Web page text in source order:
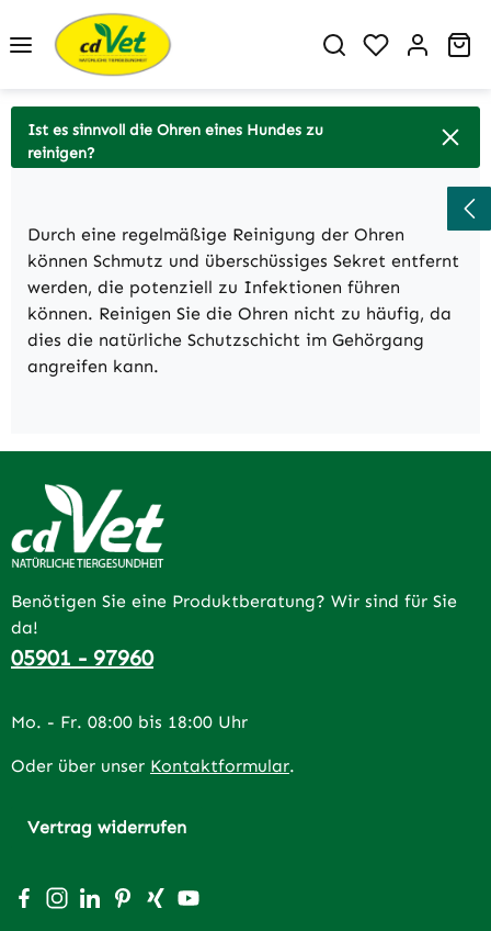
Zum Hauptinhalt springen
Du hast 0
Ist es sinnvoll die Ohren eines Hundes zu
reinigen?
Durch eine regelmäßige Reinigung der Ohren
können Schmutz und überschüssiges Sekret entfernt
werden, die potenziell zu Infektionen führen
können. Reinigen Sie die Ohren nicht zu häufig, da
dies die natürliche Schutzschicht im Gehörgang
angreifen kann.
Benötigen Sie eine Produktberatung? Wir sind für Sie
da!
05901 - 97960
Mo. - Fr. 08:00 bis 18:00 Uhr
Oder über unser Kontaktformular.
Vertrag widerrufen
Besuche uns auf Facebook – öffnet in neuem Tab
Schau auf Instagram vorbei – öffnet in neuem Tab
Vernetze dich mit uns auf LinkedIn – öffnet in
Lass dich auf Pinterest inspirieren – öffnet
Vernetze dich mit uns auf Xing – öffnet
Sieh dir unsere Videos auf YouTube